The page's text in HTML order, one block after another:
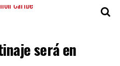
será en